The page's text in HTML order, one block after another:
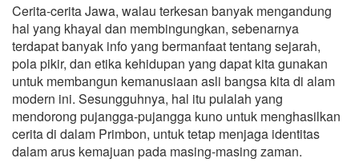
Cerita-cerita Jawa, walau terkesan banyak mengandung
hal yang khayal dan membingungkan, sebenarnya
terdapat banyak info yang bermanfaat tentang sejarah,
pola pikir, dan etika kehidupan yang dapat kita gunakan
untuk membangun kemanusiaan asli bangsa kita di alam
modern ini. Sesungguhnya, hal itu pulalah yang
mendorong pujangga-pujangga kuno untuk menghasilkan
cerita di dalam Primbon, untuk tetap menjaga identitas
dalam arus kemajuan pada masing-masing zaman.